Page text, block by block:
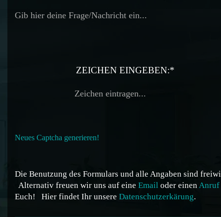
ZEICHEN EINGEBEN:*
Neues Captcha generieren!
Die Benutzung des Formulars und alle Angaben sind
Alternativ freuen wir uns auf eine Email oder einenAnruf
Euch!
Hier findet Ihr unsere Datenschutzerkärung.